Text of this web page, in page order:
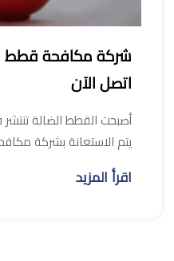
شركة مكافحة قطط
اتصل الآن
أصبحت القطط الضالة
يتم الاستعانة بشركة
اقرأ المزيد